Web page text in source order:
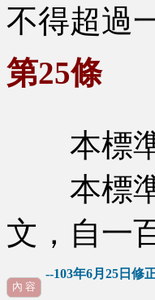
不得超過
第25條
本標準
本標準
文，自一
--103年6月25日修正
內 容